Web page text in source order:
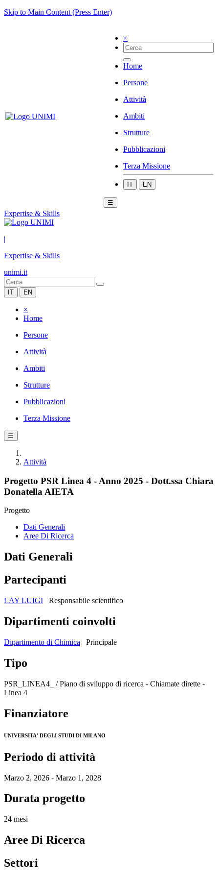
Skip to Main Content (Press Enter)
×
Home
Persone
Attività
Ambiti
Strutture
Pubblicazioni
Terza Missione
IT EN
☰
Expertise & Skills
|
Expertise & Skills
unimi.it
IT EN
×
Home
Persone
Attività
Ambiti
Strutture
Pubblicazioni
Terza Missione
☰
Attività
Progetto PSR Linea 4 - Anno 2025 - Dott.ssa Chiara
Donatella AIETA
Progetto
Dati Generali
Aree Di Ricerca
Dati Generali
Partecipanti
LAY LUIGI Responsabile scientifico
Dipartimenti coinvolti
Dipartimento di Chimica Principale
Tipo
PSR_LINEA4_ / Piano di sviluppo di ricerca - Chiamate dirette -
Linea 4
Finanziatore
UNIVERSITA' DEGLI STUDI DI MILANO
Periodo di attività
Marzo 2, 2026 - Marzo 1, 2028
Durata progetto
24 mesi
Aree Di Ricerca
Settori